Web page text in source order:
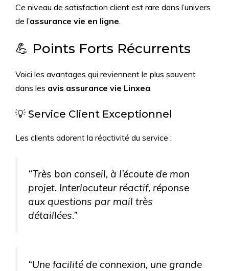
Ce niveau de satisfaction client est rare dans l’univers
de l’assurance vie en ligne.
💪 Points Forts Récurrents
Voici les avantages qui reviennent le plus souvent
dans les avis assurance vie Linxea.
💡 Service Client Exceptionnel
Les clients adorent la réactivité du service :
“Très bon conseil, à l’écoute de mon
projet. Interlocuteur réactif, réponse
aux questions par mail très
détaillées.”
“Une facilité de connexion, une grande